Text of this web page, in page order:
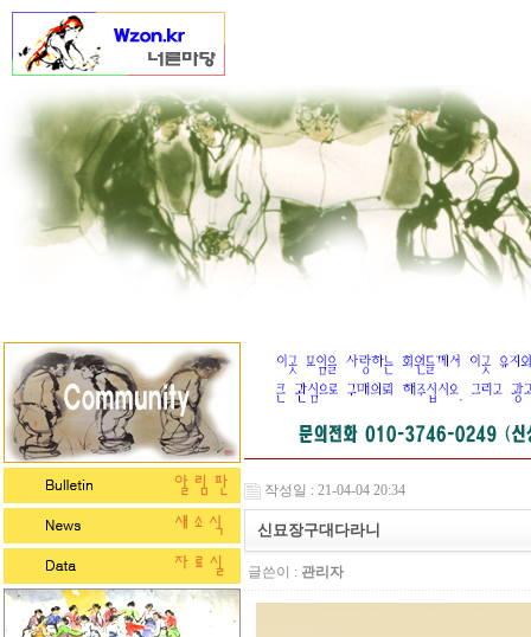
작성일 : 21-04-04 20:34
신묘장구대다라니
글쓴이 : 관리자